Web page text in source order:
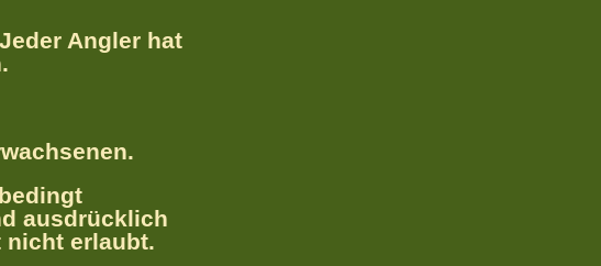
Angler hat
ausdrücklich
nicht erlaubt.